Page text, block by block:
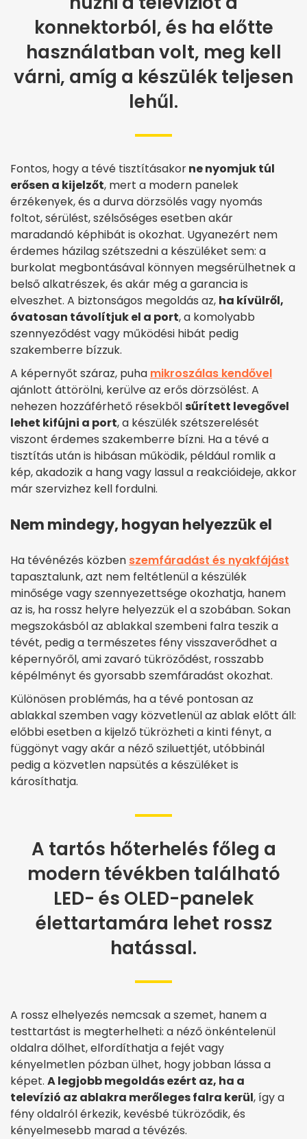
konnektorból, és ha előtte
használatban volt, meg kell
várni, amíg a készülék teljesen
lehűl.
Fontos, hogy a tévé tisztításakorne nyomjuk túl
erősen a kijelzőt, mert a modern panelek
érzékenyek, és a durva dörzsölés vagy nyomás
foltot, sérülést, szélsőséges esetben akár
maradandó képhibát is okozhat. Ugyanezért nem
érdemes házilag szétszedni a készüléket sem: a
burkolat megbontásával könnyen megsérülhetnek a
belső alkatrészek, és akár még a garancia is
elveszhet. A biztonságos megoldás az, ha kívülről,
óvatosan távolítjuk el a port, a komolyabb
szennyeződést vagy működési hibát pedig
szakemberre bízzuk.
A képernyőt száraz, puha mikroszálas kendővel
ajánlott áttörölni, kerülve az erős dörzsölést. A
nehezen hozzáférhető résekből sűrített levegővel
lehet kifújni a port, a készülék szétszerelését
viszont érdemes szakemberre bízni. Ha a tévé a
tisztítás után is hibásan működik, például romlik a
kép, akadozik a hang vagy lassul a reakcióideje, akkor
már szervizhez kell fordulni.
Nem mindegy, hogyan helyezzük el
Ha tévénézés közben szemfáradást és nyakfájást
tapasztalunk, azt nem feltétlenül a készülék
minősége vagy szennyezettsége okozhatja, hanem
az is, ha rossz helyre helyezzük el a szobában. Sokan
megszokásból az ablakkal szembeni falra teszik a
tévét, pedig a természetes fény visszaverődhet a
képernyőről, ami zavaró tükröződést, rosszabb
képélményt és gyorsabb szemfáradást okozhat.
Különösen problémás, ha a tévé pontosan az
ablakkal szemben vagy közvetlenül az ablak előtt áll:
előbbi esetben a kijelző tükrözheti a kinti fényt, a
függönyt vagy akár a néző sziluettjét, utóbbinál
pedig a közvetlen napsütés a készüléket is
károsíthatja.
A tartós hőterhelés főleg a
modern tévékben található
LED- és OLED-panelek
élettartamára lehet rossz
hatással.
A rossz elhelyezés nemcsak a szemet, hanem a
testtartást is megterhelheti: a néző önkéntelenül
oldalra dőlhet, elfordíthatja a fejét vagy
kényelmetlen pózban ülhet, hogy jobban lássa a
képet. A legjobb megoldás ezért az, ha a
televízió az ablakra merőleges falra kerül, így a
fény oldalról érkezik, kevésbé tükröződik, és
kényelmesebb marad a tévézés.